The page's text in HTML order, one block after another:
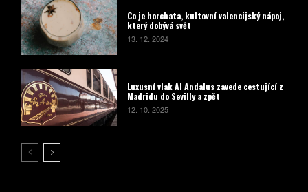
Co je horchata, kultovní valencijský nápoj,
který dobývá svět
13. 12. 2024
Luxusní vlak Al Andalus zavede cestující z
Madridu do Sevilly a zpět
12. 10. 2025